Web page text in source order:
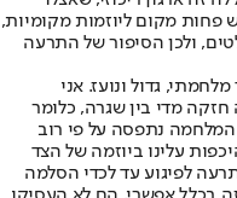
פחות מקום ליוזמות מקומיות,
ולכן הסיפור של התרעה
גדול ונועז. אני
מדי בין שגרה, כלומר
המלחמה נתפסה על פי רוב
עלינו ביוזמה של הצד
לפיגוע עד לכדי הסלמה